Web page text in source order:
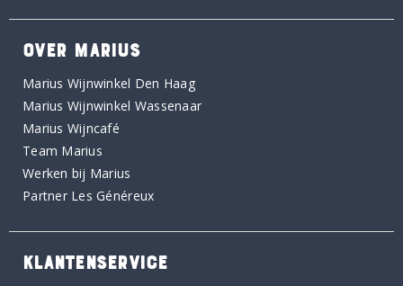
OVER MARIUS
Marius Wijnwinkel Den Haag
Marius Wijnwinkel Wassenaar
Marius Wijncafé
Team Marius
Werken bij Marius
Partner Les Généreux
KLANTENSERVICE